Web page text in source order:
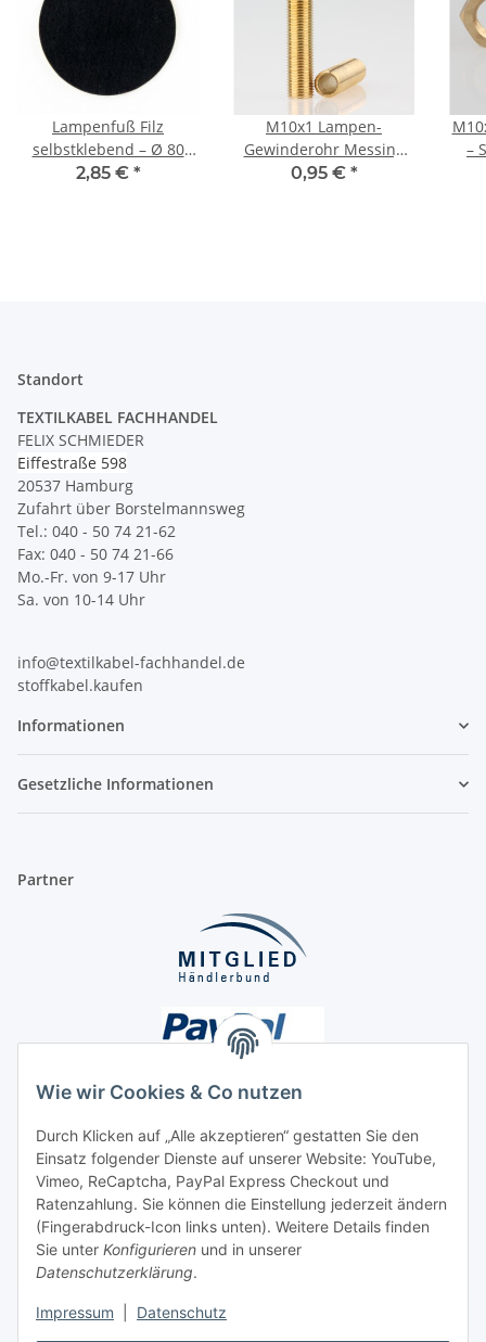
Wie wir Cookies & Co nutzen
Durch Klicken auf „Alle akzeptieren“ gestatten Sie den
Einsatz folgender Dienste auf unserer Website: YouTube,
Vimeo, ReCaptcha, PayPal Express Checkout und
Ratenzahlung. Sie können die Einstellung jederzeit ändern
(Fingerabdruck-Icon links unten). Weitere Details finden
Sie unter Konfigurieren und in unserer
Datenschutzerklärung.
Impressum Datenschutz
Lampenfuß Filz
selbstklebend – Ø 80
mm, schwarz, 1 mm
2,85 € *
M10x1 Lampen-
Gewinderohr Messing
roh – 50 mm Länge,
0,95 € *
–
Standort
TEXTILKABEL FACHHANDEL
FELIX SCHMIEDER
Eiffestraße 598
20537 Hamburg
Zufahrt über Borstelmannsweg
Tel.: 040 - 50 74 21-62
Fax: 040 - 50 74 21-66
Mo.-Fr. von 9-17 Uhr
Sa. von 10-14 Uhr
info@textilkabel-fachhandel.de
stoffkabel.kaufen
Informationen
Gesetzliche Informationen
Partner
Unsere Seiten
Social Media
Vertrag widerrufen